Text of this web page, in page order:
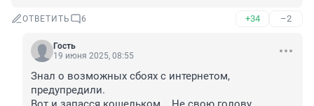
ОТВЕТИТЬ 6 +34 –2
Гость
19 июня 2025, 08:55
Знал о возможных сбоях с интернетом,
предупредили.